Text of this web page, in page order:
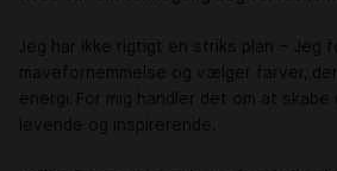
Jeg har ikke rigtigt en striks plan – Jeg
mavefornemmelse og vælger farver,
energi. For mig handler det om at
levende og inspirerende.